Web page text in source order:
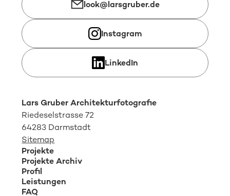
look@larsgruber.de
Instagram
LinkedIn
Sitemap
Projekte
Projekte Archiv
Profil
Leistungen
FAQ
Lars Gruber Architekturfotografie
Riedeselstrasse 72
64283 Darmstadt